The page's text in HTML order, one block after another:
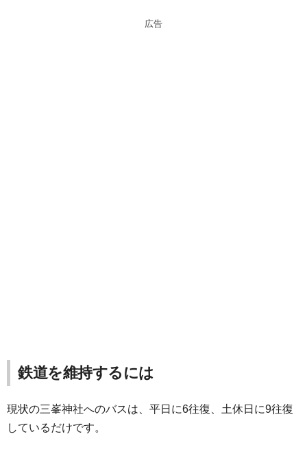
広告
鉄道を維持するには
現状の三峯神社へのバスは、平日に6往復、土休日に9往復
しているだけです。